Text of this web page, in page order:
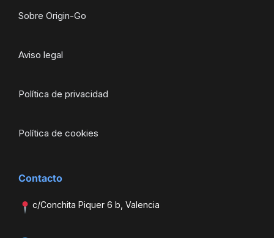
Sobre Origin-Go
Aviso legal
Política de privacidad
Política de cookies
Contacto
c/Conchita Piquer 6 b, Valencia